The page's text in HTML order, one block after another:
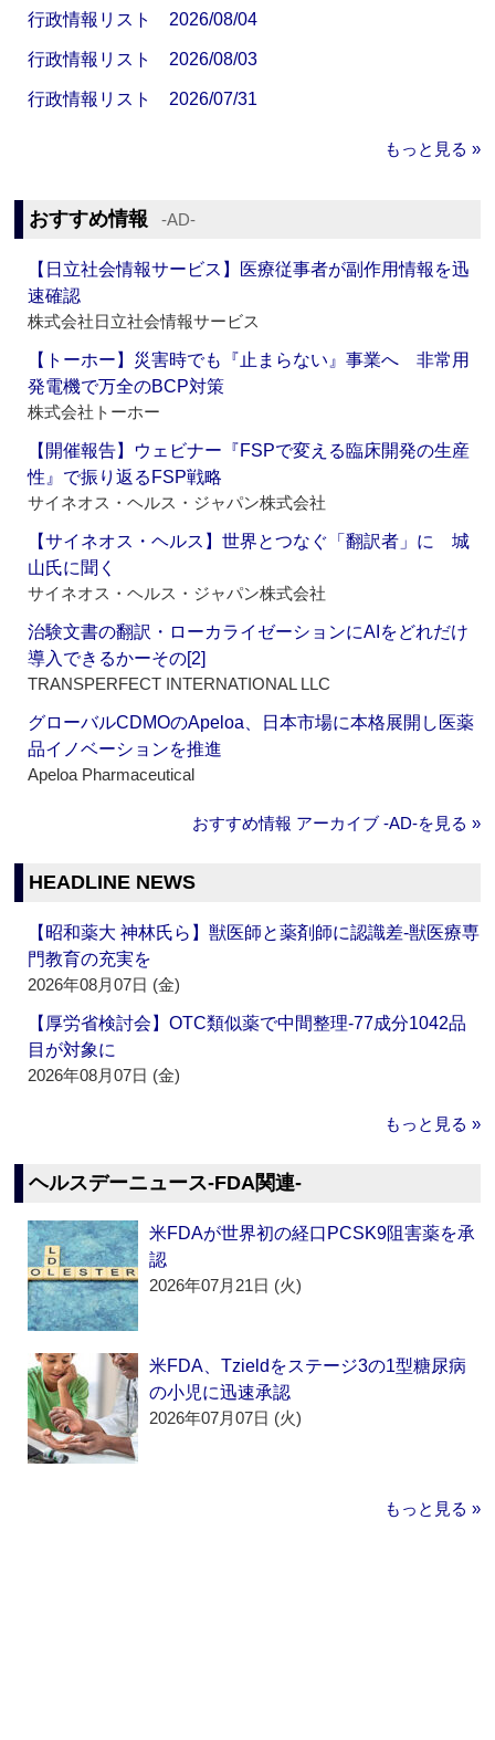
行政情報リスト 2026/08/04
行政情報リスト 2026/08/03
行政情報リスト 2026/07/31
もっと見る »
おすすめ情報 ‐AD‐
【日立社会情報サービス】医療従事者が副作用情報を迅
速確認
株式会社日立社会情報サービス
【トーホー】災害時でも『止まらない』事業へ 非常用
発電機で万全のBCP対策
株式会社トーホー
【開催報告】ウェビナー『FSPで変える臨床開発の生産
性』で振り返るFSP戦略
サイネオス・ヘルス・ジャパン株式会社
【サイネオス・ヘルス】世界とつなぐ「翻訳者」に 城
山氏に聞く
サイネオス・ヘルス・ジャパン株式会社
治験文書の翻訳・ローカライゼーションにAIをどれだけ
導入できるかーその[2]
TRANSPERFECT INTERNATIONAL LLC
グローバルCDMOのApeloa、日本市場に本格展開し医薬
品イノベーションを推進
Apeloa Pharmaceutical
おすすめ情報 アーカイブ ‐AD‐を見る »
HEADLINE NEWS
【昭和薬大 神林氏ら】獣医師と薬剤師に認識差‐獣医療専
門教育の充実を
2026年08月07日 (金)
【厚労省検討会】OTC類似薬で中間整理‐77成分1042品
目が対象に
2026年08月07日 (金)
もっと見る »
ヘルスデーニュース‐FDA関連‐
米FDAが世界初の経口PCSK9阻害薬を承
認
2026年07月21日 (火)
米FDA、Tzieldをステージ3の1型糖尿病
の小児に迅速承認
2026年07月07日 (火)
もっと見る »